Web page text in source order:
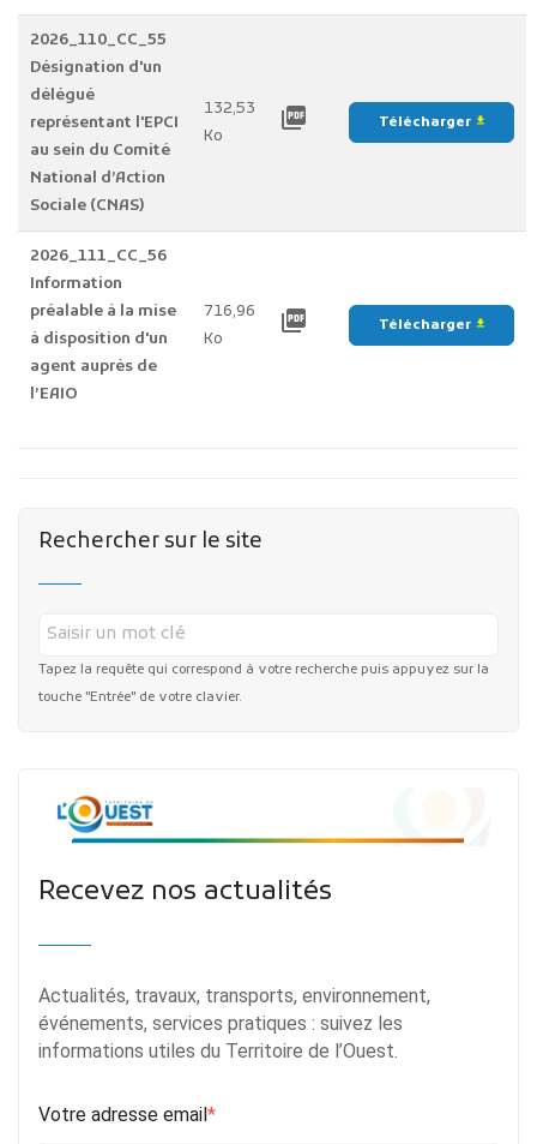
2026_110_CC_55
Désignation d'un
délégué
représentant l'EPCI
au sein du Comité
National d’Action
Sociale (CNAS)
132,53
Ko
picture_as_pdf Télécharger file_download
2026_111_CC_56
Information
préalable à la mise
à disposition d'un
agent auprès de
l’EAIO
716,96
Ko
picture_as_pdf Télécharger file_download
Rechercher sur le site
Tapez la requête qui correspond à votre recherche puis appuyez sur la
touche "Entrée" de votre clavier.
Recevez nos actualités
Actualités, travaux, transports, environnement,
événements, services pratiques : suivez les
informations utiles du Territoire de l’Ouest.
Votre adresse email